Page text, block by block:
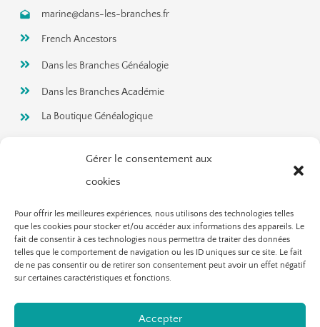
Gérer le consentement aux
cookies
Pour offrir les meilleures expériences, nous utilisons des technologies telles
que les cookies pour stocker et/ou accéder aux informations des appareils. Le
fait de consentir à ces technologies nous permettra de traiter des données
telles que le comportement de navigation ou les ID uniques sur ce site. Le fait
de ne pas consentir ou de retirer son consentement peut avoir un effet négatif
sur certaines caractéristiques et fonctions.
Accepter
marine@dans-les-branches.fr
French Ancestors
Dans les Branches Généalogie
Dans les Branches Académie
La Boutique Généalogique
Rejoignez ma newsletter!